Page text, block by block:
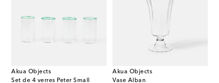
Akua Objects
Set de 4 verres Peter Small
Akua Objects
Vase Alban